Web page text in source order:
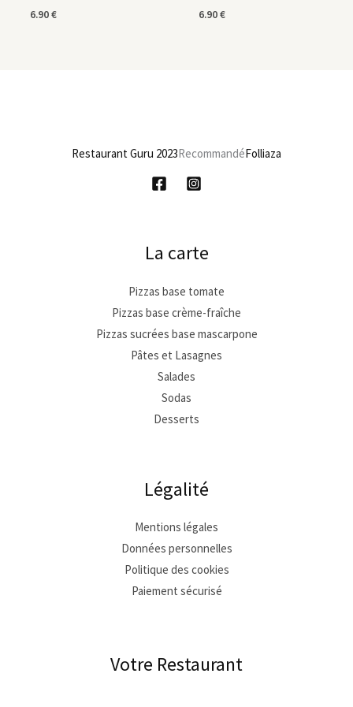
6.90€ 6.90€
Restaurant Guru 2023RecommandéFolliaza
La carte
Pizzas base tomate
Pizzas base crème-fraîche
Pizzas sucrées base mascarpone
Pâtes et Lasagnes
Salades
Sodas
Desserts
Légalité
Mentions légales
Données personnelles
Politique des cookies
Paiement sécurisé
Votre Restaurant